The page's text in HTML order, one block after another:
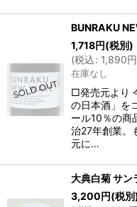
BUNRAKU
1,718円(税別)
(税込: 1,890円
在庫なし
□発売元より
の日本酒」を
ール10％の商
治27年創業。
元に…
大典白菊 サン
3,200円(税別